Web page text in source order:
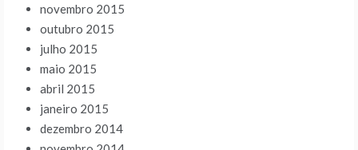
novembro 2015
outubro 2015
julho 2015
maio 2015
abril 2015
janeiro 2015
dezembro 2014